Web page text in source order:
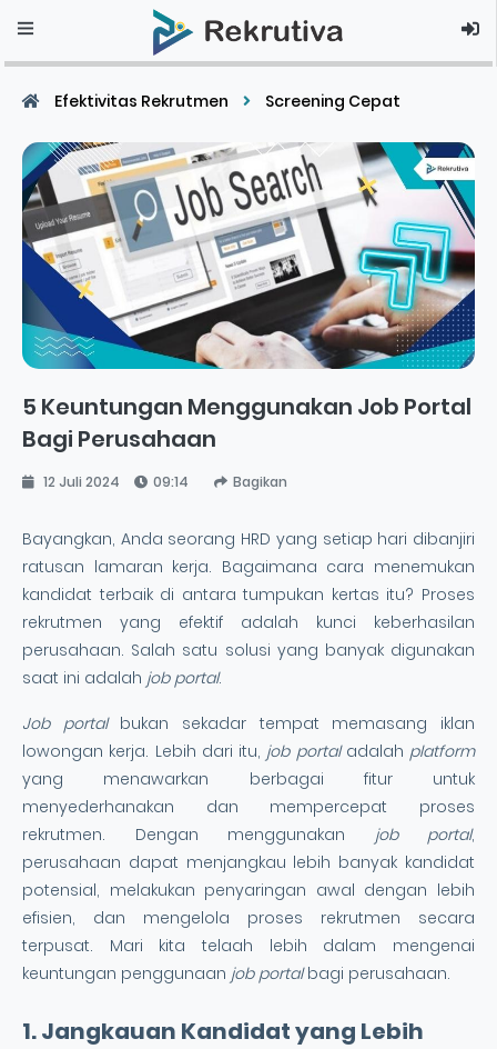
Efektivitas Rekrutmen Screening Cepat
5 Keuntungan Menggunakan Job Portal
Bagi Perusahaan
12 Juli 2024 09:14 Bagikan
Bayangkan, Anda seorang HRD yang setiap hari dibanjiri
ratusan lamaran kerja. Bagaimana cara menemukan
kandidat terbaik di antara tumpukan kertas itu? Proses
rekrutmen yang efektif adalah kunci keberhasilan
perusahaan. Salah satu solusi yang banyak digunakan
saat ini adalah job portal.
Job portalbukan sekadar tempat memasang iklan
lowongan kerja. Lebih dari itu, job portaladalah platform
yang menawarkan berbagai fitur untuk
menyederhanakan dan mempercepat proses
rekrutmen. Dengan menggunakan job portal,
perusahaan dapat menjangkau lebih banyak kandidat
potensial, melakukan penyaringan awal dengan lebih
efisien, dan mengelola proses rekrutmen secara
terpusat. Mari kita telaah lebih dalam mengenai
keuntungan penggunaan job portalbagi perusahaan.
1. Jangkauan Kandidat yang Lebih